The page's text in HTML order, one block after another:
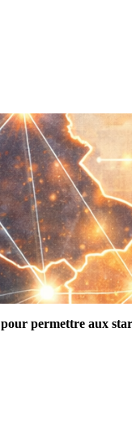
permettre aux